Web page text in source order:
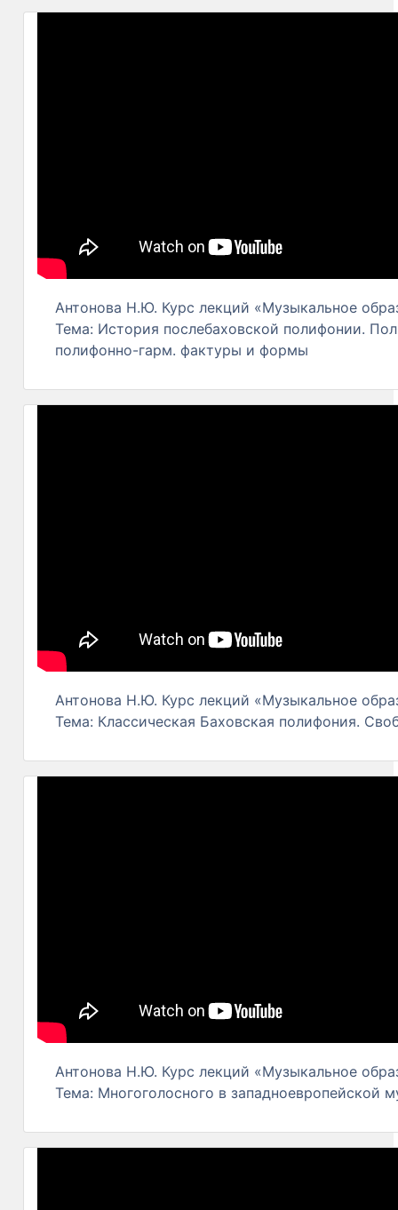
Антонова Н.Ю. Курс лекций «Музыкальное
Тема: История послебаховской полифонии.
полифонно-гарм. фактуры и формы
Антонова Н.Ю. Курс лекций «Музыкальное
Тема: Классическая Баховская полифония.
Антонова Н.Ю. Курс лекций «Музыкальное
Тема: Многоголоcного в западноевропейской